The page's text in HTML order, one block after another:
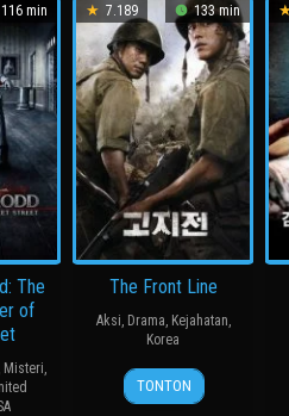
116 min
The
of
Misteri
7.189 133 min
The Front Line
Aksi Drama Kejahatan
Korea
20
Jul
장
훈
TONTON